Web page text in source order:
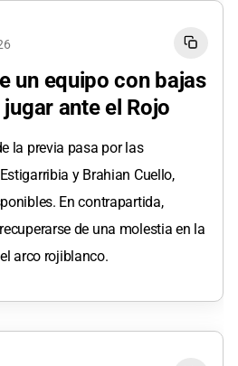
un equipo con bajas
ante el Rojo
la previa pasa por las
y Brahian Cuello,
En contrapartida,
de una molestia en la
arco rojiblanco.